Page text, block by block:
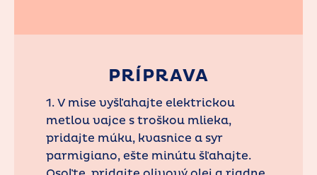
PRÍPRAVA
1. V mise vyšľahajte elektrickou
metlou vajce s troškou mlieka,
pridajte múku, kvasnice a syr
parmigiano, ešte minútu šľahajte.